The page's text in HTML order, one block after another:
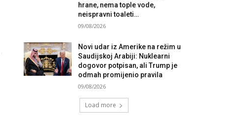
hrane, nema tople vode,
neispravni toaleti…
09/08/2026
Novi udar iz Amerike na režim u
Saudijskoj Arabiji: Nuklearni
dogovor potpisan, ali Trump je
odmah promijenio pravila
09/08/2026
Load more